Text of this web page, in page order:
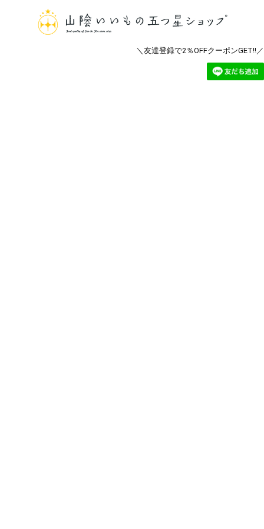
＼友達登録で2％OFFクーポンGET‼／